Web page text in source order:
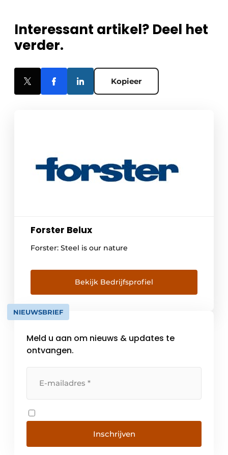
Interessant artikel? Deel het
verder.
Kopieer
Forster Belux
Forster: Steel is our nature
Bekijk Bedrijfsprofiel
NIEUWSBRIEF
Meld u aan om nieuws & updates te
ontvangen.
Inschrijven